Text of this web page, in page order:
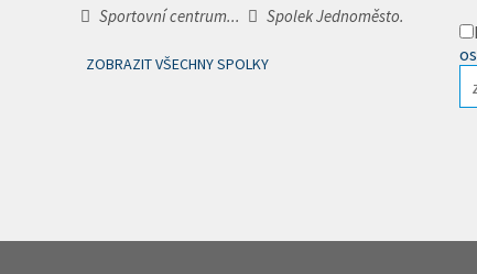
Sportovní centrum...
Spolek Jednoměsto.
ZOBRAZIT VŠECHNY SPOLKY